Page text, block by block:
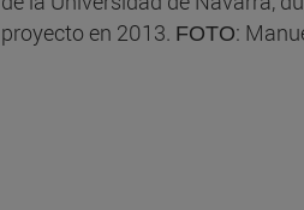
proyecto en 2013. FOTO: